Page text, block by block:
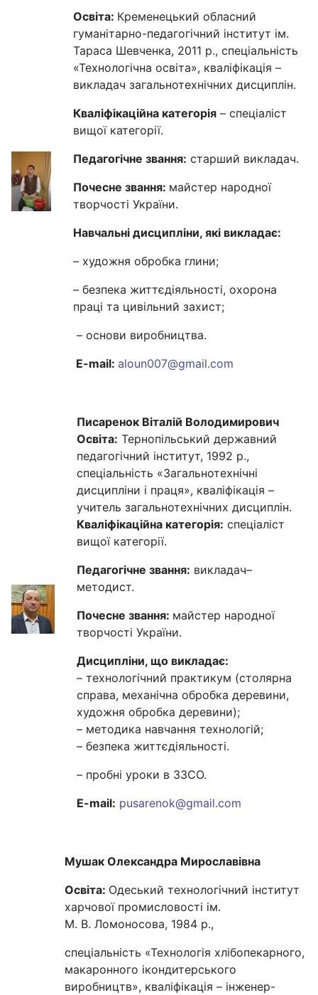
Освіта: Кременецький обласний
гуманітарно-педагогічний інститут ім.
Тараса Шевченка, 2011 р., спеціальність
«Технологічна освіта», кваліфікація –
викладач загальнотехнічних дисциплін.
Кваліфікаційна категорія – спеціаліст
вищої категорії.
Педагогічне звання: старший викладач.
Почесне звання: майстер народної
творчості України.
Навчальні дисципліни, які викладає:
– художня обробка глини;
– безпека життєдіяльності, охорона
праці та цивільний захист;
– основи виробництва.
E-mail: aloun007@gmail.com
Писаренок Віталій Володимирович
Освіта: Тернопільський державний
педагогічний інститут, 1992 р.,
спеціальність «Загальнотехнічні
дисципліни і праця», кваліфікація –
учитель загальнотехнічних дисциплін.
Кваліфікаційна категорія: спеціаліст
вищої категорії.
Педагогічне звання: викладач–
методист.
Почесне звання: майстер народної
творчості України.
Дисципліни, що викладає:
– технологічний практикум (столярна
справа, механічна обробка деревини,
художня обробка деревини);
– методика навчання технологій;
– безпека життєдіяльності.
– пробні уроки в ЗЗСО.
E-mail: pusarenok@gmail.com
Мушак Олександра Мирославівна
Освіта: Одеський технологічний інститут
харчової промисловості ім.
М. В. Ломоносова, 1984 р.,
спеціальність «Технологія хлібопекарного,
макаронного ікондитерського
виробництв», кваліфікація – інженер-